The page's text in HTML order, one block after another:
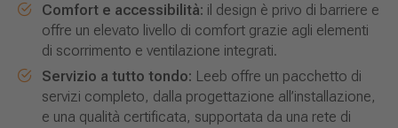
Comfort e accessibilità: il design è privo di barriere e
offre un elevato livello di comfort grazie agli elementi
di scorrimento e ventilazione integrati.
Servizio a tutto tondo: Leeb offre un pacchetto di
servizi completo, dalla progettazione all’installazione,
e una qualità certificata, supportata da una rete di